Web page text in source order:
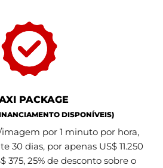
PACKAGE
DISPONÍVEIS)
imagem por 1 minuto por hora,
30 dias, por apenas US$ 11.250
375, 25% de desconto sobre o